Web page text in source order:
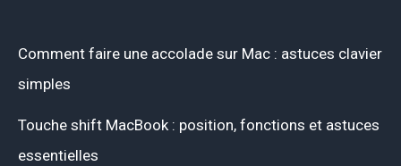
Comment faire une accolade sur Mac : astuces clavier
simples
Touche shift MacBook : position, fonctions et astuces
essentielles